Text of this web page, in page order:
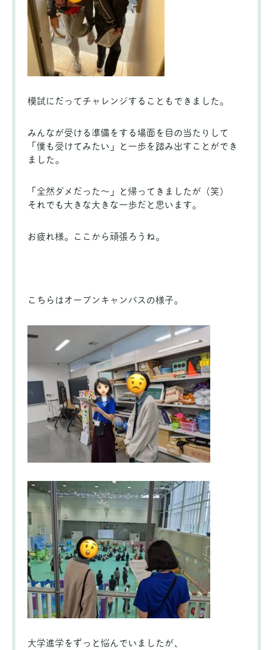
模試にだってチャレンジすることもできました。
みんなが受ける準備をする場面を目の当たりして
「僕も受けてみたい」と一歩を踏み出すことができ
ました。
「全然ダメだった〜」と帰ってきましたが（笑）
それでも大きな大きな一歩だと思います。
お疲れ様。ここから頑張ろうね。
こちらはオープンキャンパスの様子。
大学進学をずっと悩んでいましたが、